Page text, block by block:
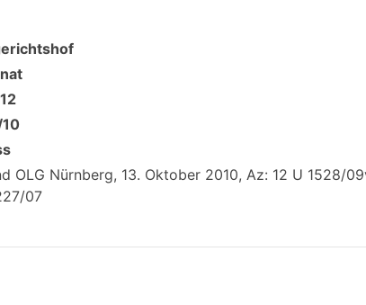
10
OLG Nürnberg, 13. Oktober 2010, Az: 12 U 1528/
07